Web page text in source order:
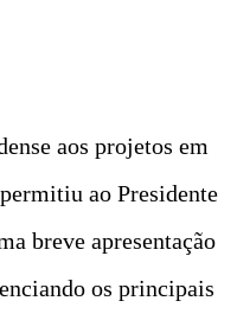
aos projetos em
ao Presidente
breve apresentação
os principais